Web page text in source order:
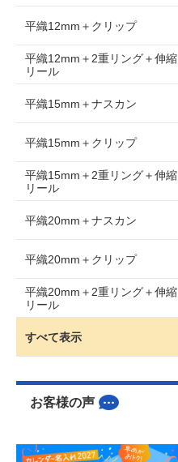
平織12mm＋クリップ
平織12mm＋2重リング＋伸縮
リール
平織15mm＋ナスカン
平織15mm＋クリップ
平織15mm＋2重リング＋伸縮
リール
平織20mm＋ナスカン
平織20mm＋クリップ
平織20mm＋2重リング＋伸縮
リール
すべて表示
お客様の声